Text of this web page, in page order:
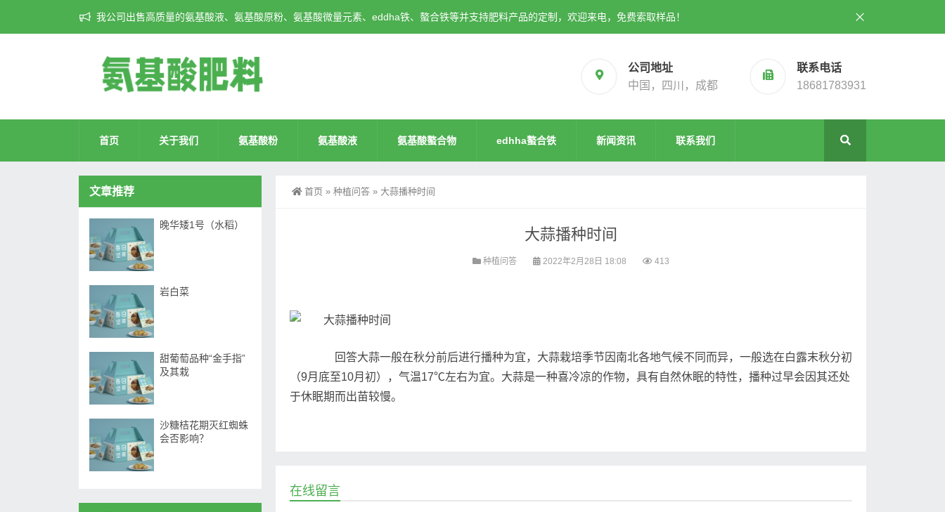
我公司出售高质量的氨基酸液、氨基酸原粉、氨基酸微量元素、eddha铁、螯合铁等并支持肥料产品的定制，欢迎来电，免费索取样品！
公司地址
中国，四川，成都
联系电话
18681783931
首页 关于我们 氨基酸粉 氨基酸液 氨基酸螯合物 edhha螯合铁 新闻资讯 联系我们
首页 » 种植问答 » 大蒜播种时间
大蒜播种时间
种植问答 2022年2月28日 18:08 413
回答大蒜一般在秋分前后进行播种为宜，大蒜栽培季节因南北各地气候不同而异，一般选在白露末秋分初
（9月底至10月初），气温17℃左右为宜。大蒜是一种喜冷凉的作物，具有自然休眠的特性，播种过早会因其还处
于休眠期而出苗较慢。
在线留言
文章推荐
晚华矮1号（水稻）
岩白菜
甜葡萄品种“金手指”
及其栽
沙糖桔花期灭红蜘蛛
会否影响？